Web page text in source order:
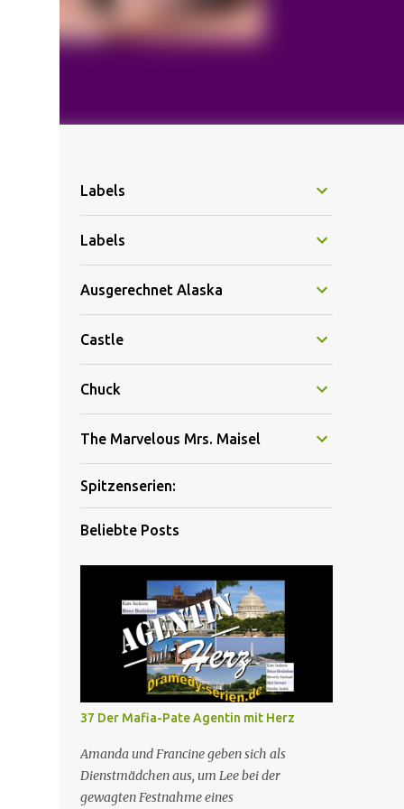
Labels
Labels
Ausgerechnet Alaska
Castle
Chuck
The Marvelous Mrs. Maisel
Spitzenserien:
Beliebte Posts
37 Der Mafia-Pate Agentin mit Herz
Amanda und Francine geben sich als
Dienstmädchen aus, um Lee bei der
gewagten Festnahme eines